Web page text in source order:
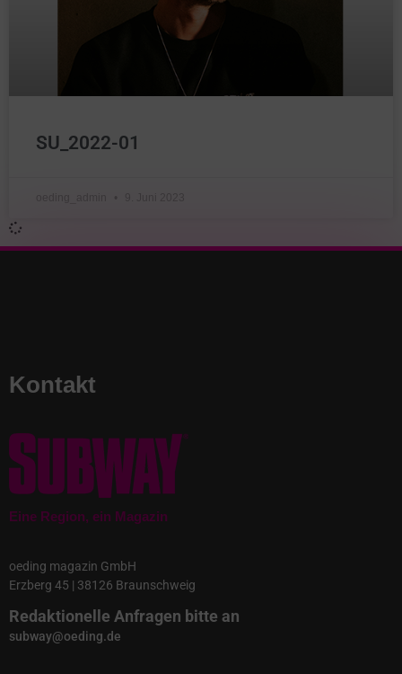
SU_2022-01
Kontakt
Eine Region, ein Magazin
oeding magazin GmbH
Erzberg 45 | 38126 Braunschweig
Redaktionelle Anfragen bitte an
subway@oeding.de